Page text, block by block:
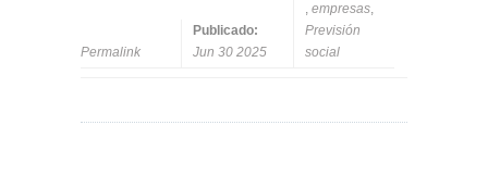
Permalink
Publicado:
Jun 30 2025
, empresas,
Previsión
social